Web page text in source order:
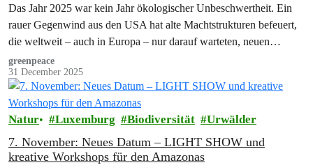
Das Jahr 2025 war kein Jahr ökologischer Unbeschwertheit. Ein
rauer Gegenwind aus den USA hat alte Machtstrukturen befeuert,
die weltweit – auch in Europa – nur darauf warteten, neuen
Auftrieb…
greenpeace
31 December 2025
Natur Luxemburg Biodiversität Urwälder
7. November: Neues Datum – LIGHT SHOW und
kreative Workshops für den Amazonas